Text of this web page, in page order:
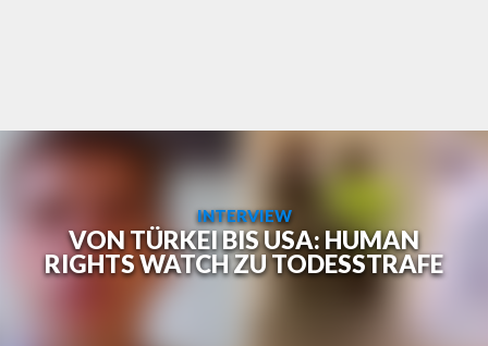
INTERVIEW
VON TÜRKEI BIS USA: HUMAN
RIGHTS WATCH ZU TODESSTRAFE